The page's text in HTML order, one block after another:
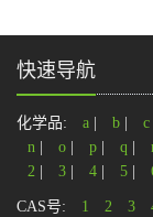
快速导航
化学品: a b c
n
o p q
2
3 4 5
CAS号: 1 2 3